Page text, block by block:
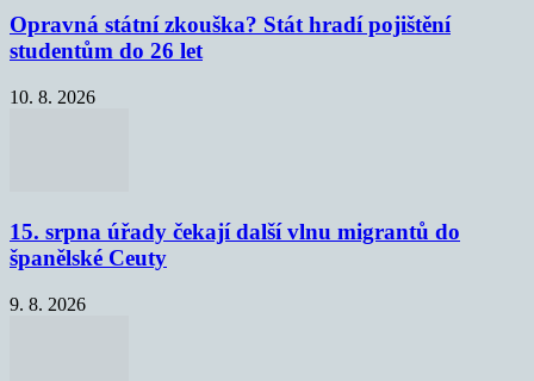
Opravná státní zkouška? Stát hradí pojištění
studentům do 26 let
10. 8. 2026
15. srpna úřady čekají další vlnu migrantů do
španělské Ceuty
9. 8. 2026